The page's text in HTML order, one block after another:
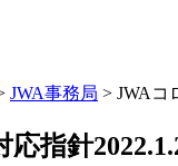
JWA事務局 > JWAコ
指針